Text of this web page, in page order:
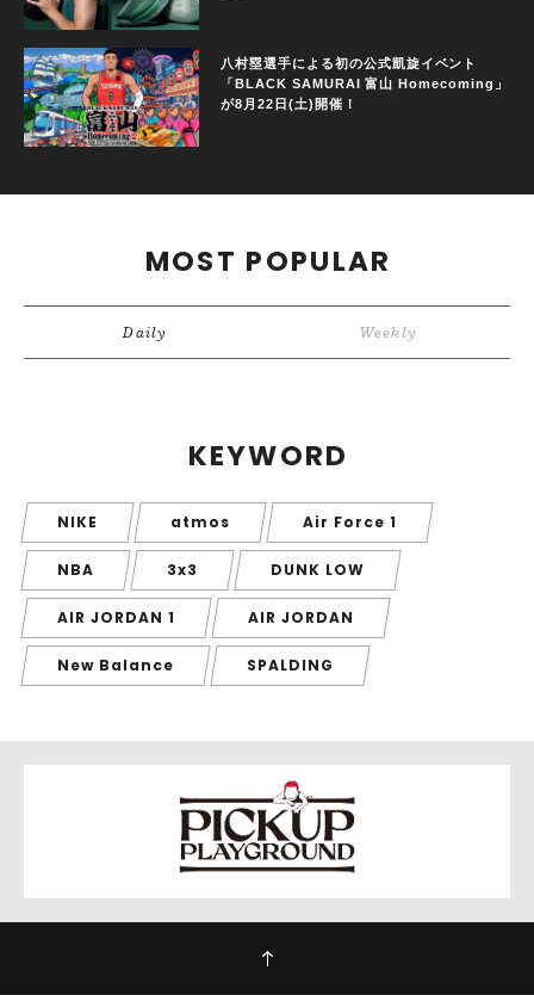
八村塁選手による初の公式凱旋イベント
「BLACK SAMURAI 富山 Homecoming」
が8月22日(土)開催！
MOST POPULAR
Daily Weekly
KEYWORD
NIKE atmos Air Force 1
NBA 3x3 DUNK LOW
AIR JORDAN 1 AIR JORDAN
New Balance SPALDING